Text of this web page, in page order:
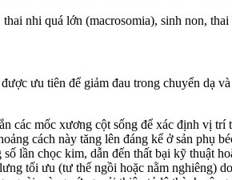
nhi quá lớn (macrosomia), sinh non,
ưu tiên để giảm đau trong chuyển dạ
các mốc xương cột sống để xác định vị trí
cách này tăng lên đáng kể ở sản phụ
lần chọc kim, dẫn đến thất bại kỹ thuật
tối ưu (tư thế ngồi hoặc nằm nghiêng)